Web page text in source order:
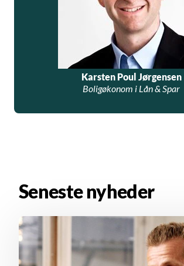
Karsten Poul Jørgensen
Boligøkonom i Lån & Spar
Seneste nyheder